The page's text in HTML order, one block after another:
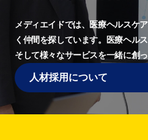
メディエイドでは、医療ヘルスケ
く仲間を探しています。
医療ヘル
そして様々なサービスを一緒に創
人材採用について